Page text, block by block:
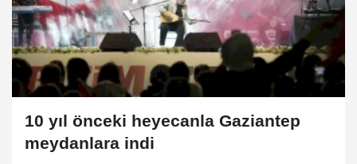
10 yıl önceki heyecanla Gaziantep
meydanlara indi